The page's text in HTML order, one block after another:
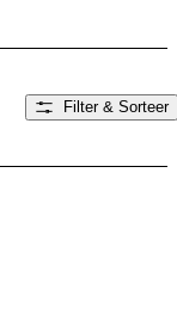
Filter & Sorteer